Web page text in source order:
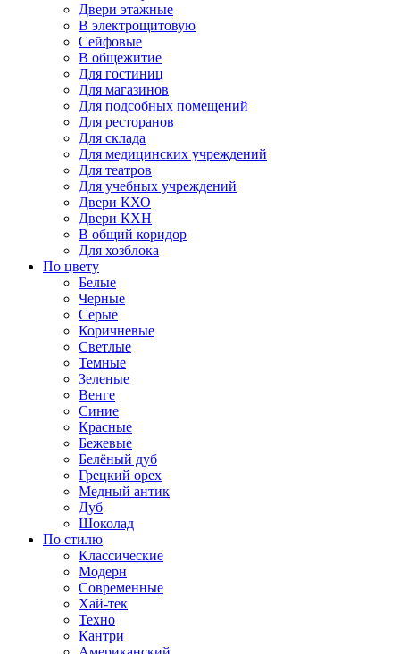
Двери этажные
В электрощитовую
Сейфовые
В общежитие
Для гостиниц
Для магазинов
Для подсобных помещений
Для ресторанов
Для склада
Для медицинских учреждений
Для театров
Для учебных учреждений
Двери КХО
Двери КХН
В общий коридор
Для хозблока
По цвету
Белые
Черные
Серые
Коричневые
Светлые
Темные
Зеленые
Венге
Синие
Красные
Бежевые
Белёный дуб
Грецкий орех
Медный антик
Дуб
Шоколад
По стилю
Классические
Модерн
Современные
Хай-тек
Техно
Кантри